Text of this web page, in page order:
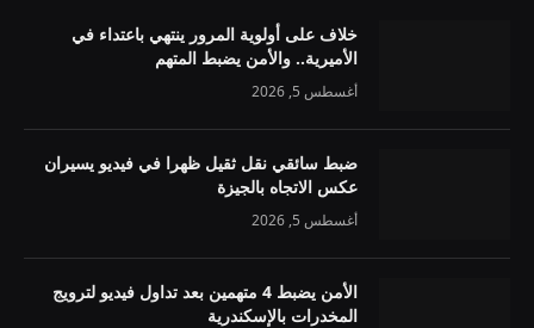
خلاف على أولوية المرور ينتهي باعتداء في
الأميرية.. والأمن يضبط المتهم
أغسطس 5, 2026
ضبط سائقي نقل ثقيل ظهرا في فيديو يسيران
عكس الاتجاه بالجيزة
أغسطس 5, 2026
الأمن يضبط 4 متهمين بعد تداول فيديو لترويج
المخدرات بالإسكندرية